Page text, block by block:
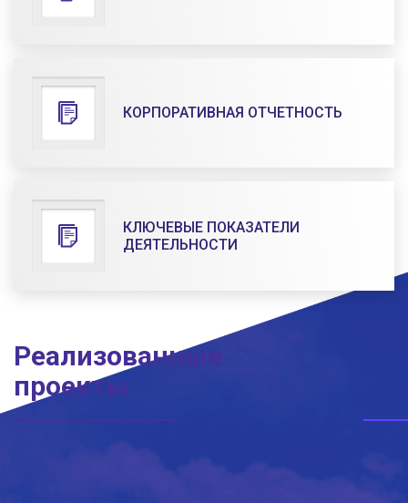
КОРПОРАТИВНАЯ ОТЧЕТНОСТЬ
КЛЮЧЕВЫЕ ПОКАЗАТЕЛИ
ДЕЯТЕЛЬНОСТИ
Реализованные
проекты